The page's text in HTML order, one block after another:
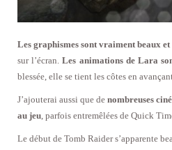
Les graphismes sont vraiment beaux
sur l’écran. Les animations de Lara
blessée, elle se tient les côtes en
J’ajouterai aussi que de nombreuses
au jeu, parfois entremêlées de Quick
Le début de Tomb Raider s’apparente